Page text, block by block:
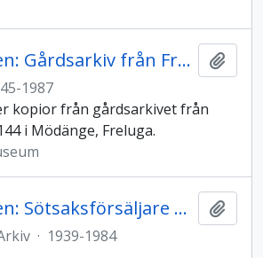
Bollnäs socken: Gårdsarkiv från Freluga
1987
kopior från gårdsarkivet från
i Mödänge, Freluga.
Bollnäs socken: Sötsaksförsäljare Tage Svahns affärsarkiv
· 1939-1984